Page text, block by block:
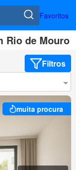
Favoritos
Rio de Mouro
Filtros
muita procura